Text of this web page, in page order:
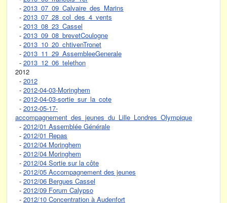
- 2013_07_09_Calvaire_des_Marins
- 2013_07_28_col_des_4_vents
- 2013_08_23_Cassel
- 2013_09_08_brevetCoulogne
- 2013_10_20_chtivenTronet
- 2013_11_29_AssembleeGenerale
- 2013_12_06_telethon
2012
- 2012
- 2012-04-03-Moringhem
- 2012-04-03-sortie_sur_la_cote
- 2012-05-17-
accompagnement_des_jeunes_du_Lille_Londres_Olympique
- 2012/01 Assemblée Générale
- 2012/01 Repas
- 2012/04 Moringhem
- 2012/04 Moringhem
- 2012/04 Sortie sur la côte
- 2012/05 Accompagnement des jeunes
- 2012/06 Bergues Cassel
- 2012/09 Forum Calypso
- 2012/10 Concentration à Audenfort